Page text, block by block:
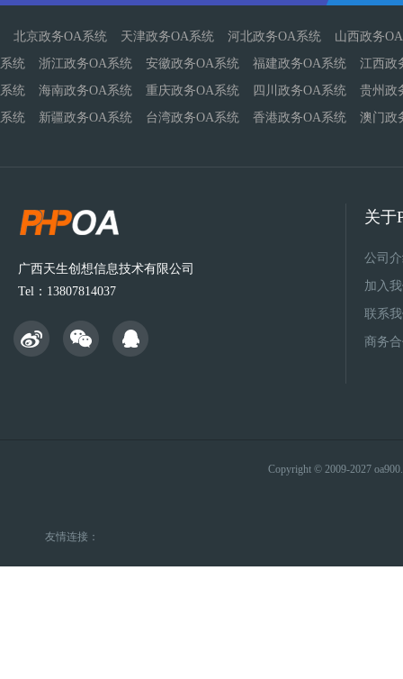
北京政务OA系统 天津政务OA系统 河北政务OA系统
山西政务
系统
浙江政务OA系统 安徽政务OA系统 福建政务OA系统
江西政
系统
海南政务OA系统 重庆政务OA系统 四川政务OA系统
贵州政
系统
新疆政务OA系统 台湾政务OA系统 香港政务OA系统 澳门政
广西天生创想信息技术有限公司
Tel：13807814037
关于
公司
加入
联系
商务
Copyright © 2009-2027
友情连接：